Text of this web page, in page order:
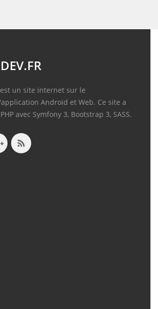
est un site internet sur le
Android et Web. Ce site a
avec Symfony 3, Bootstrap 3, SASS.